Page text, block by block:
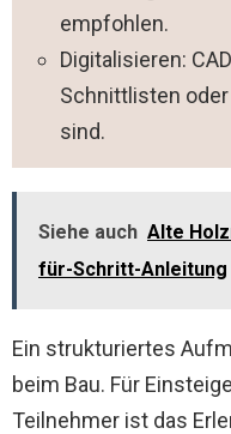
empfohlen.
Digitalisieren:
Schnittlisten
sind.
Siehe auch Alte
für-Schritt-Anleitung
Ein strukturiertes
beim Bau. Für
Teilnehmer ist das